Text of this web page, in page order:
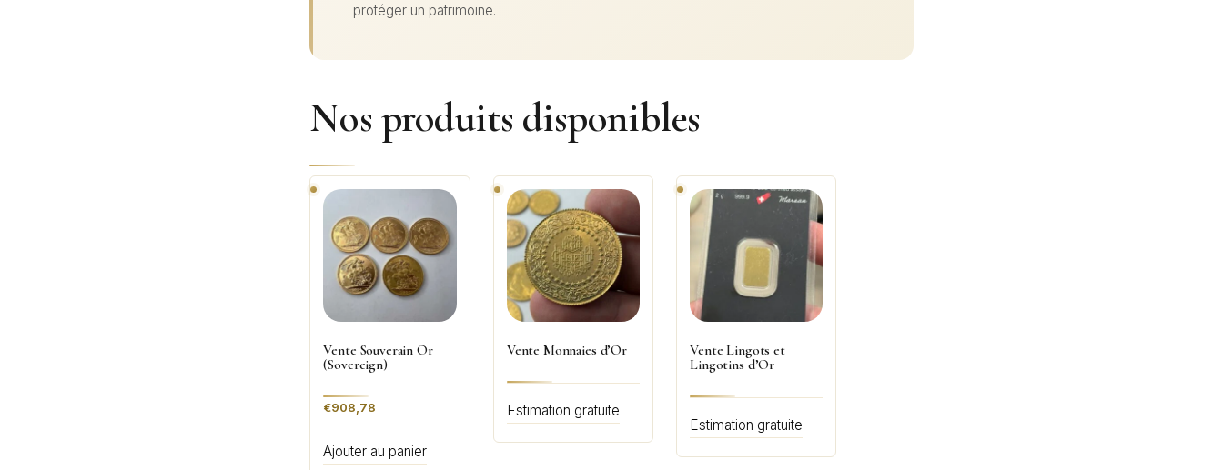
protéger un patrimoine.
Nos produits disponibles
Vente Souverain Or
(Sovereign)
€908,78
Ajouter au panier
Vente Monnaies d’Or
Estimation gratuite
Vente Lingots et
Lingotins d’Or
Estimation gratuite